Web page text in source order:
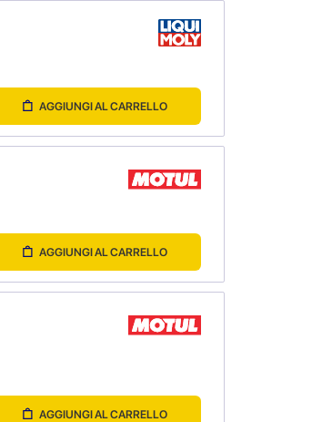
AGGIUNGI AL CARRELLO
AGGIUNGI AL CARRELLO
AGGIUNGI AL CARRELLO